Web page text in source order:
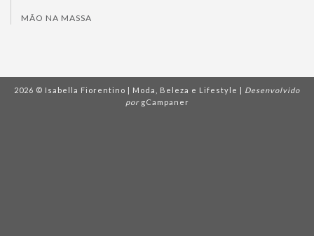
MÃO NA MASSA
2026 © Isabella Fiorentino | Moda, Beleza e Lifestyle | Desenvolvido
por gCampaner